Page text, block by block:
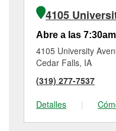
4105
Abre a las 7:30am
4105 University
Cedar Falls, IA
(319) 277-7537
Detalles
|